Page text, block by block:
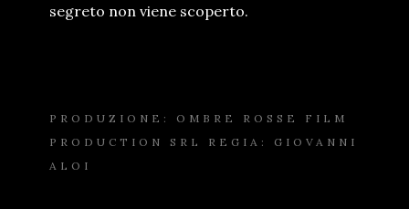
segreto non viene scoperto.
PRODUZIONE: OMBRE ROSSE FILM
PRODUCTION SRL REGIA: GIOVANNI
ALOI